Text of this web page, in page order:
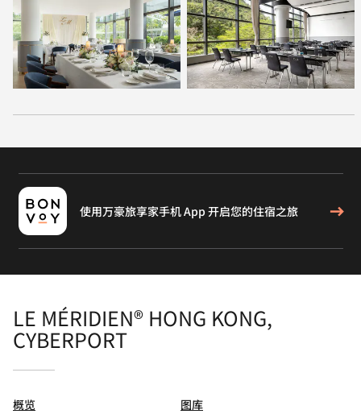
使用万豪旅享家手机 App 开启您的住宿之旅
LE MÉRIDIEN® HONG KONG,
CYBERPORT
概览
图库